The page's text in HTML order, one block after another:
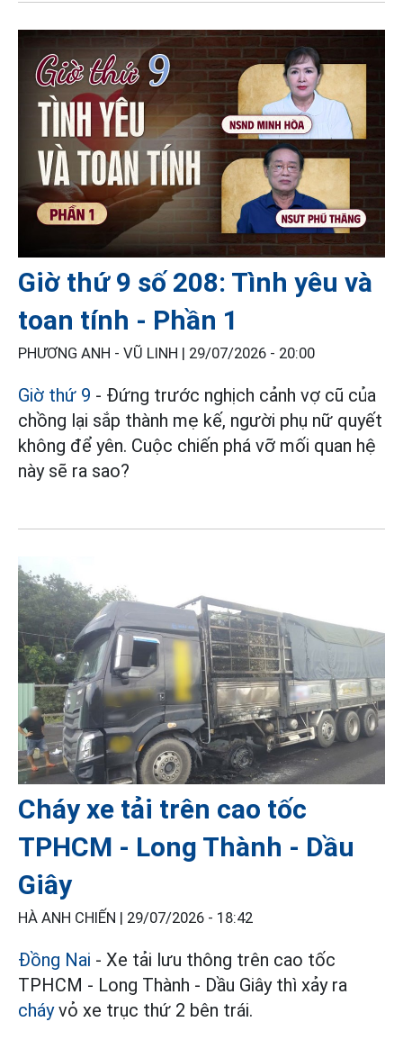
Giờ thứ 9 số 208: Tình yêu và
toan tính - Phần 1
PHƯƠNG ANH - VŨ LINH | 29/07/2026 - 20:00
Giờ thứ 9 - Đứng trước nghịch cảnh vợ cũ của
chồng lại sắp thành mẹ kế, người phụ nữ quyết
không để yên. Cuộc chiến phá vỡ mối quan hệ
này sẽ ra sao?
Cháy xe tải trên cao tốc
TPHCM - Long Thành - Dầu
Giây
HÀ ANH CHIẾN | 29/07/2026 - 18:42
Đồng Nai - Xe tải lưu thông trên cao tốc
TPHCM - Long Thành - Dầu Giây thì xảy ra
cháyvỏ xe trục thứ 2 bên trái.